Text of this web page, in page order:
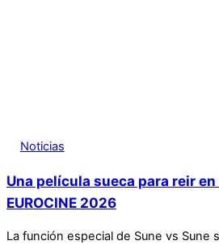
Noticias
Una película sueca para reir
EUROCINE 2026
La función especial de Sune vs Sune